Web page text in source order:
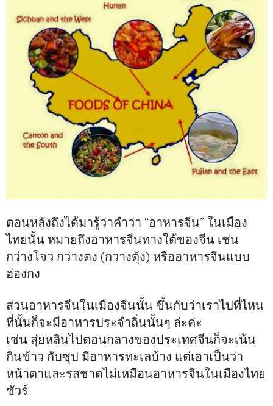
ตอนหลังถึงได้มารู้ว่าคำว่า “อาหารจีน” ในเมือง
ไทยนั้น หมายถึงอาหารจีนทางใต้ของจีน เช่น
กว่างโจว กว่างตง (กวางตุ้ง) หรืออาหารจีนแบบ
ฮ่องกง
ส่วนอาหารจีนในเมืองจีนนั้น ขึ้นกับว่าเราไปที่ไหน
ที่นั้นก็จะมีอาหารประจำถิ่นนั้นๆ ล่ะค่ะ
เช่น สุ่ยหลินไปตอนกลางของประเทศจีนก็จะเน้น
กินข้าว กับซุป มีอาหารทะเลบ้าง แต่เอาเป็นว่า
หน้าตาและรสชาดไม่เหมือนอาหารจีนในเมืองไทย
ชัวร์